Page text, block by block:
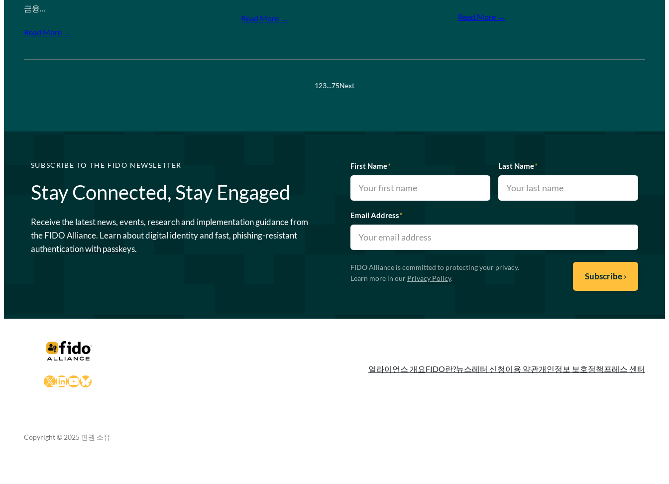
금융…
Read More →
Read More → Read More →
123…75Next
SUBSCRIBE TO THE FIDO NEWSLETTER
Stay Connected, Stay Engaged
Receive the latest news, events, research and implementation guidance from
the FIDO Alliance. Learn about digital identity and fast, phishing-resistant
authentication with passkeys.
First Name* Last Name*
Email Address*
FIDO Alliance is committed to protecting your privacy.
Learn more in our Privacy Policy.
X LinkedIn
YouTube
Bluesky
얼라이언스 개요FIDO란?뉴스레터 신청이용 약관개인정보 보호정책 프레스 센터
Copyright © 2025 판권 소유